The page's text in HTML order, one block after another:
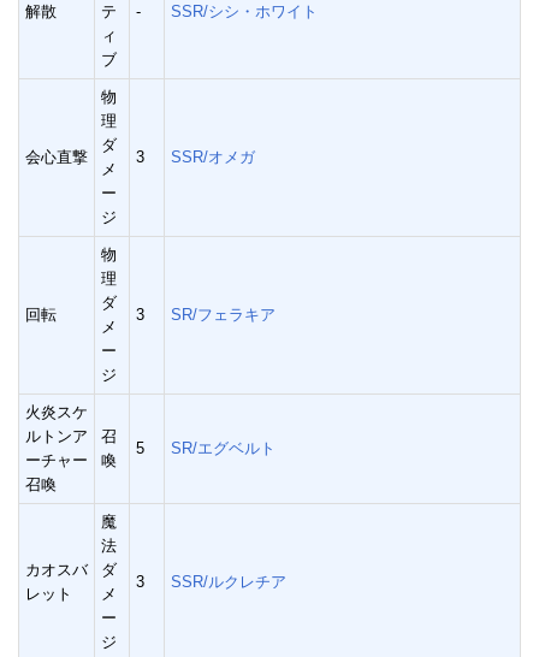
解散
テ
ィ
ブ
- SSR/シシ・ホワイト
会心直撃
物
理
ダ
メ
ー
ジ
3 SSR/オメガ
回転
物
理
ダ
メ
ー
ジ
3 SR/フェラキア
火炎スケ
ルトンア
ーチャー
召喚
召
喚
5 SR/エグベルト
カオスバ
レット
魔
法
ダ
メ
ー
ジ
3 SSR/ルクレチア